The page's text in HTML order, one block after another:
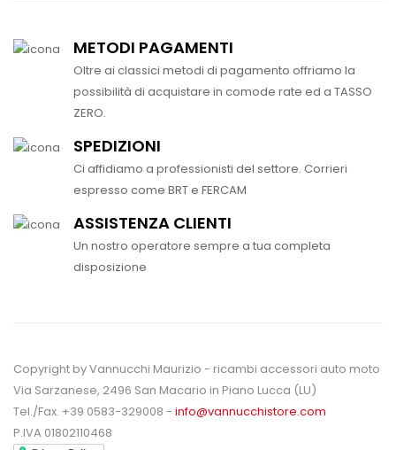
METODI PAGAMENTI
Oltre ai classici metodi di pagamento offriamo la
possibilità di acquistare in comode rate ed a TASSO
ZERO.
SPEDIZIONI
Ci affidiamo a professionisti del settore. Corrieri
espresso come BRT e FERCAM
ASSISTENZA CLIENTI
Un nostro operatore sempre a tua completa
disposizione
Copyright by Vannucchi Maurizio - ricambi accessori auto moto
Via Sarzanese, 2496 San Macario in Piano Lucca (LU)
Tel./Fax. +39 0583-329008 - info@vannucchistore.com
P.IVA 01802110468